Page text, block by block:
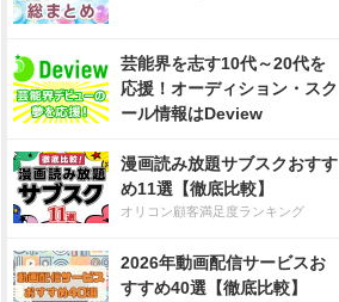
芸能界を志す10代～20代を
応援！オーディション・スク
ール情報はDeview
漫画読み放題サブスクおすす
め11選【徹底比較】
オリコン顧客満足度ランキング
2026年動画配信サービスお
すすめ40選【徹底比較】